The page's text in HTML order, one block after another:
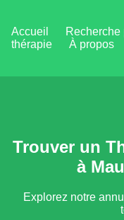
Accueil Recherche
thérapie
À propos
Trouver un
à
Explorez notre